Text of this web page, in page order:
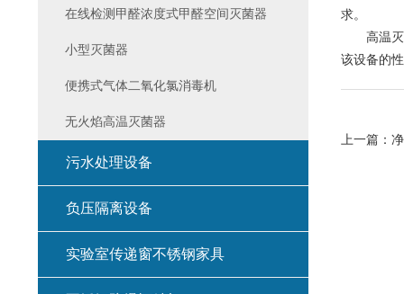
求。
高温灭菌
该设备的
上一篇：
在线检测甲醛浓度式甲醛空间灭菌器
小型灭菌器
便携式气体二氧化氯消毒机
无火焰高温灭菌器
污水处理设备
负压隔离设备
实验室传递窗不锈钢家具